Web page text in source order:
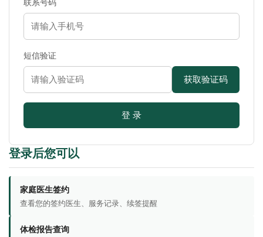
联系号码
短信验证
获取验证码
登 录
登录后您可以
家庭医生签约
查看您的签约医生、服务记录、续签提醒
体检报告查询